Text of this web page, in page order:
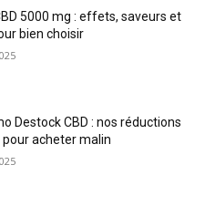
5000 mg : effets, saveurs et
bien choisir
Destock CBD : nos réductions
pour acheter malin